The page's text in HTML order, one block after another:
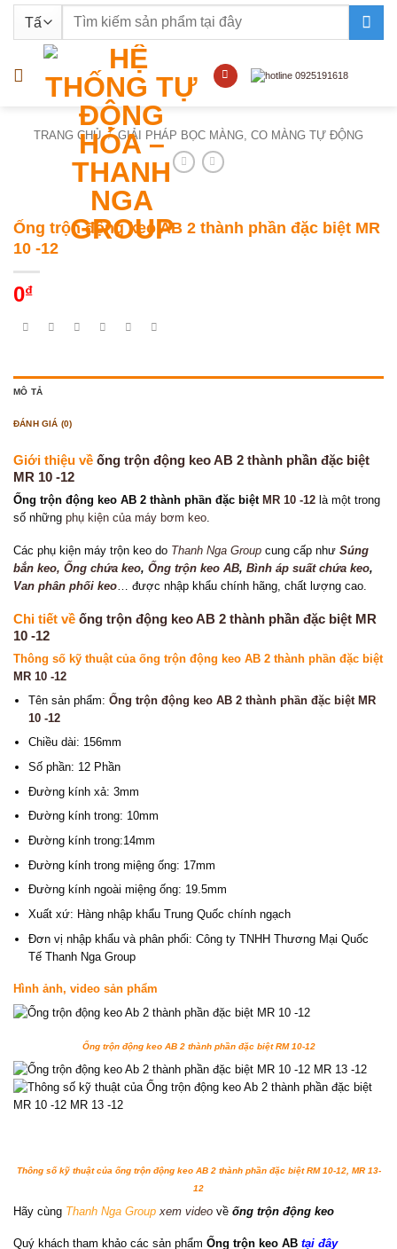
nội
Tìm
TRANG CHỦ / GIẢI PHÁP BỌC MÀNG, CO MÀNG TỰ ĐỘNG
Ống trộn động keo AB 2 thành phần đặc biệt MR
10 -12
0₫
MÔ TẢ
ĐÁNH GIÁ (0)
Giới thiệu về ống trộn động keo AB 2 thành phần đặc biệt
MR 10 -12
Ống trộn động keo AB 2 thành phần đặc biệtMR 10 -12 là một trong
số những phụ kiện của máy bơm keo.
Các phụ kiện máy trộn keo do Thanh Nga Group cung cấp như Súng
bắn keo, Ống chứa keo, Ống trộn keo AB, Bình áp suất chứa keo,
Van phân phối keo … được nhập khẩu chính hãng, chất lượng cao.
Chi tiết về ống trộn động keo AB 2 thành phần đặc biệt MR
10 -12
Thông số kỹ thuật của ống trộn động keo AB 2 thành phần đặc biệt
MR 10 -12
Tên sản phẩm: Ống trộn động keo AB 2 thành phần đặc biệt MR
10 -12
Chiều dài: 156mm
Số phần: 12 Phần
Đường kính xả: 3mm
Đường kính trong: 10mm
Đường kính trong:14mm
Đường kính trong miệng ống: 17mm
Đường kính ngoài miệng ống: 19.5mm
Xuất xứ: Hàng nhập khẩu Trung Quốc chính ngạch
Đơn vị nhập khẩu và phân phối: Công ty TNHH Thương Mại Quốc
Tế Thanh Nga Group
Hình ảnh, video sản phẩm
Ống trộn động keo AB 2 thành phần đặc biệtRM 10-12
Thông số kỹ thuật của ống trộn động keo AB 2 thành phần đặc biệt RM 10-12, MR 13-
12
Hãy cùng Thanh Nga Group xem video về ống trộn động keo
Quý khách tham khảo các sản phẩm Ống trộn keo AB tại đây